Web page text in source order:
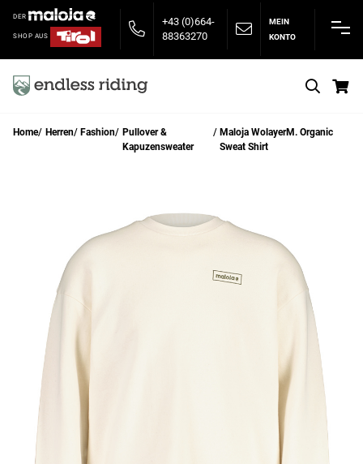
DER
SHOP AUS
+43 (0)664-
88363270
MEIN
KONTO
Home Herren Fashion
Pullover &
Kapuzensweater
Maloja WolayerM. Organic
Sweat Shirt